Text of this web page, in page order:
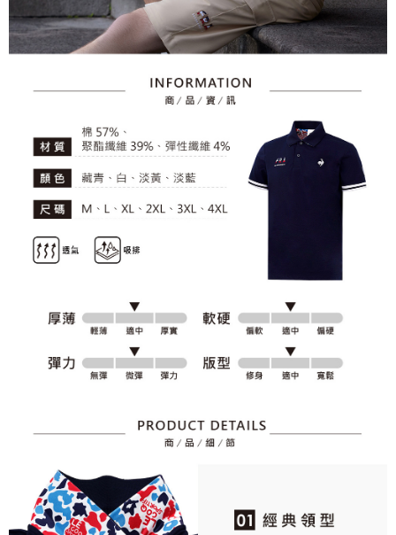
https://aftee.tw/terms/#terms3
３．未成年的使用者請事先徵得法定代理人或監護人之同意方可使用
「AFTEE先享後付」，若未經同意申辦者引起之損失，本公司不負相關責
４．使用「AFTEE先享後付」時，將依據個別帳號之用戶狀況，依本公司即
時審查核予不同之上限額度；若仍有額度不足之情形，本公司將視審查結果
５．嚴禁一人註冊多個帳號或使用他人資訊註冊。若發現惡意使用之情形，
恩沛科技股份有限公司將有權停止該用戶之使用額度並採取法律行動。
宅配
離島宅配